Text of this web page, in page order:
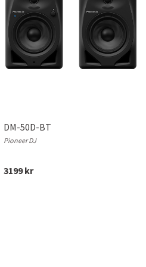
DM-50D-BT
Pioneer DJ
3199 kr